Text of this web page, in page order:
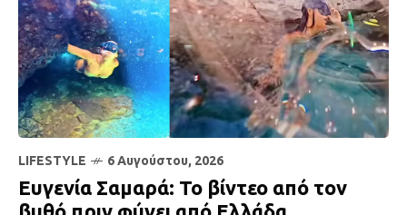
LIFESTYLE 6 Αυγούστου, 2026
Ευγενία Σαμαρά: Το βίντεο από τον